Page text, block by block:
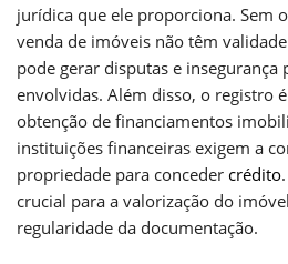
jurídica que ele proporciona. Sem
venda de imóveis não têm
pode gerar disputas e insegurança
envolvidas. Além disso, o registro
obtenção de financiamentos
instituições financeiras exigem a
propriedade para conceder crédito
crucial para a valorização do
regularidade da documentação.